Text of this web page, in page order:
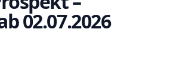
02.07.2026